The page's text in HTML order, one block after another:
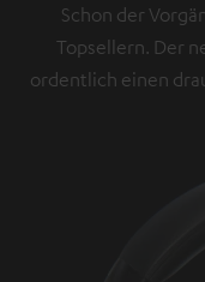
Schon der
Topsellern. Der
ordentlich einen